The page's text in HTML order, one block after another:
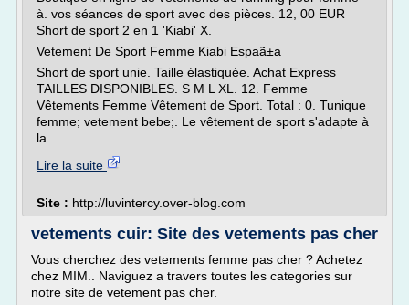
à. vos séances de sport avec des pièces. 12, 00 EUR
Short de sport 2 en 1 'Kiabi' X.
Vetement De Sport Femme Kiabi Espaã±a
Short de sport unie. Taille élastiquée. Achat Express
TAILLES DISPONIBLES. S M L XL. 12. Femme
Vêtements Femme Vêtement de Sport. Total : 0. Tunique
femme; vetement bebe;. Le vêtement de sport s'adapte à
la...
Lire la suite
Site : http://luvintercy.over-blog.com
vetements cuir: Site des vetements pas cher
Vous cherchez des vetements femme pas cher ? Achetez
chez MIM.. Naviguez a travers toutes les categories sur
notre site de vetement pas cher.